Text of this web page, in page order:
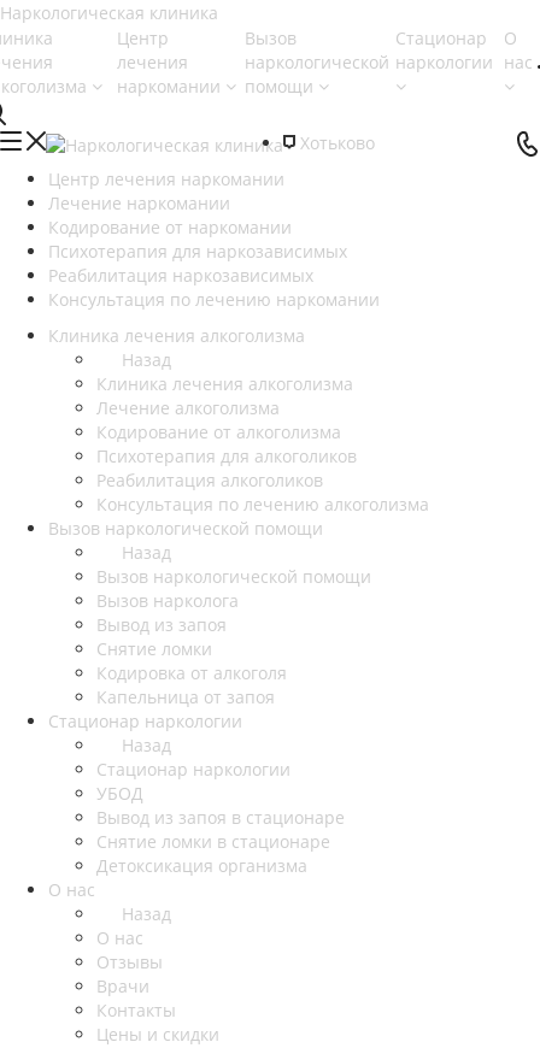
Центр
лечения
наркомании
Вызов
наркологической
помощи
Стационар
наркологии
О
нас
Хотьково
Центр лечения наркомании
Лечение наркомании
Кодирование от наркомании
Психотерапия для наркозависимых
Реабилитация наркозависимых
Консультация по лечению наркомании
Клиника лечения алкоголизма
Назад
Клиника лечения алкоголизма
Лечение алкоголизма
Кодирование от алкоголизма
Психотерапия для алкоголиков
Реабилитация алкоголиков
Консультация по лечению алкоголизма
Вызов наркологической помощи
Назад
Вызов наркологической помощи
Вызов нарколога
Вывод из запоя
Снятие ломки
Кодировка от алкоголя
Капельница от запоя
Стационар наркологии
Назад
Стационар наркологии
УБОД
Вывод из запоя в стационаре
Снятие ломки в стационаре
Детоксикация организма
О нас
Назад
О нас
Отзывы
Врачи
Контакты
Цены и скидки